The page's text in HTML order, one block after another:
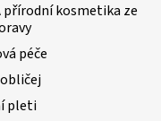
přírodní kosmetika ze
péče
pleti